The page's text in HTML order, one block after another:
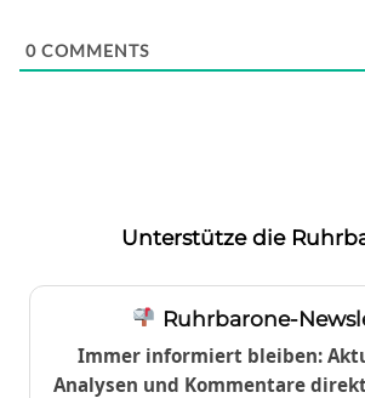
0 COMMENTS
Unterstütze die
Ruhrbarone-
Immer informiert bleiben:
Analysen und Kommentare